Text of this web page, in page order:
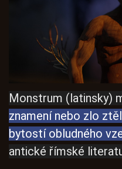
Monstrum (latinsky)
znamení nebo zlo
bytostí obludného
antické římské